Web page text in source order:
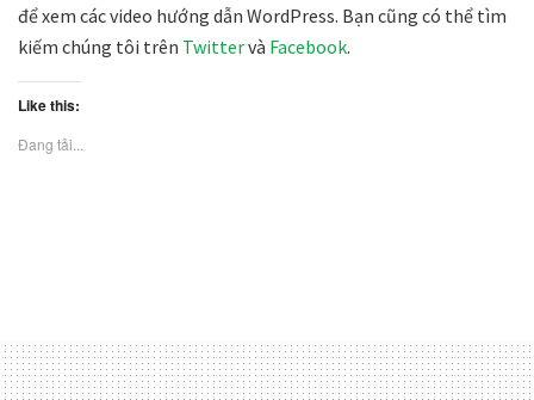
để xem các video hướng dẫn WordPress. Bạn cũng có thể tìm
kiếm chúng tôi trên Twittervà Facebook.
Like this:
Đang tải...